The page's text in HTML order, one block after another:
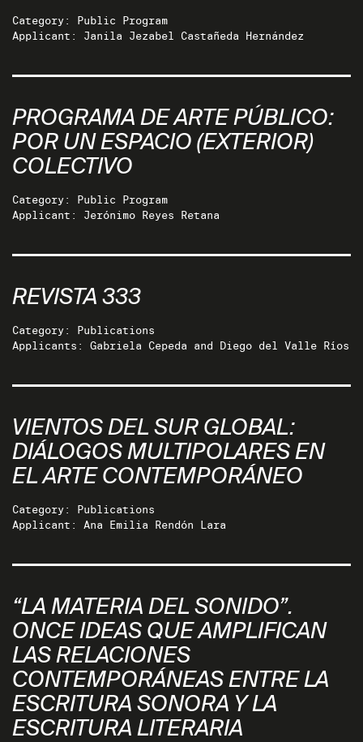
Category: Public Program
Applicant: Janila Jezabel Castañeda Hernández
PROGRAMA DE ARTE PÚBLICO:
POR UN ESPACIO (EXTERIOR)
COLECTIVO
Category: Public Program
Applicant: Jerónimo Reyes Retana
REVISTA 333
Category: Publications
Applicants: Gabriela Cepeda and Diego del Valle Ríos
VIENTOS DEL SUR GLOBAL:
DIÁLOGOS MULTIPOLARES EN
EL ARTE CONTEMPORÁNEO
Category: Publications
Applicant: Ana Emilia Rendón Lara
“LA MATERIA DEL SONIDO”.
ONCE IDEAS QUE AMPLIFICAN
LAS RELACIONES
CONTEMPORÁNEAS ENTRE LA
ESCRITURA SONORA Y LA
ESCRITURA LITERARIA